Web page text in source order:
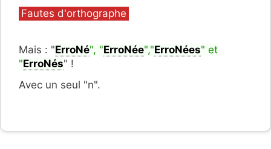
Catégories
Fautes d'orthographe
Mais : "ErroNé", "ErroNée","ErroNées" et
"ErroNés" !
Avec un seul "n".